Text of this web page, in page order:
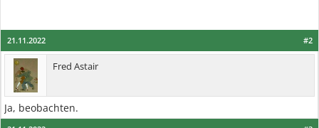
#2
21.11.2022
Fred Astair
Ja, beobachten.